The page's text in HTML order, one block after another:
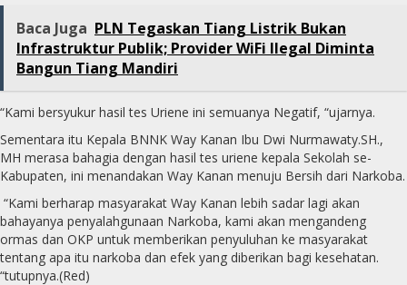
Baca Juga PLN Tegaskan Tiang Listrik Bukan
Infrastruktur Publik; Provider WiFi Ilegal Diminta
Bangun Tiang Mandiri
“Kami bersyukur hasil tes Uriene ini semuanya Negatif, “ujarnya.
Sementara itu Kepala BNNK Way Kanan Ibu Dwi Nurmawaty.SH.,
MH merasa bahagia dengan hasil tes uriene kepala Sekolah se-
Kabupaten, ini menandakan Way Kanan menuju Bersih dari Narkoba.
“Kami berharap masyarakat Way Kanan lebih sadar lagi akan
bahayanya penyalahgunaan Narkoba, kami akan mengandeng
ormas dan OKP untuk memberikan penyuluhan ke masyarakat
tentang apa itu narkoba dan efek yang diberikan bagi kesehatan.
“tutupnya.(Red)